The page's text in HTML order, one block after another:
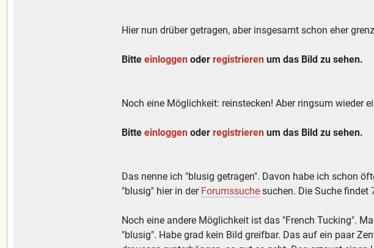
Hier nun drüber getragen, aber insgesamt schon eher
Bitteeinloggen oderregistrieren um das Bild zu sehen.
Noch eine Möglichkeit: reinstecken! Aber ringsum wieder
Bitteeinloggen oderregistrieren um das Bild zu sehen.
Das nenne ich "blusig getragen". Davon habe ich schon
"blusig" hier in der Forumssuche suchen. Die Suche findet
Noch eine andere Möglichkeit ist das "French Tucking".
"blusig". Habe grad kein Bild greifbar. Das auf ein paar